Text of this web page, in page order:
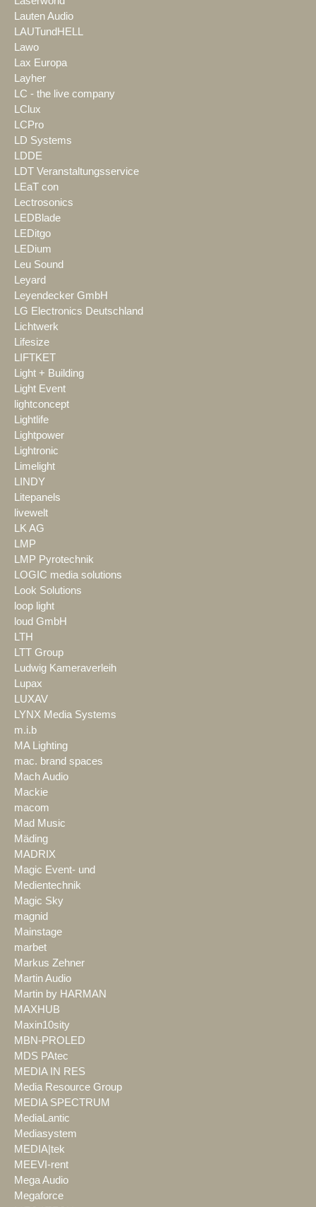
Lauten Audio
LAUTundHELL
Lawo
Lax Europa
Layher
LC - the live company
LClux
LCPro
LD Systems
LDDE
LDT Veranstaltungsservice
LEaT con
Lectrosonics
LEDBlade
LEDitgo
LEDium
Leu Sound
Leyard
Leyendecker GmbH
LG Electronics Deutschland
Lichtwerk
Lifesize
LIFTKET
Light + Building
Light Event
lightconcept
Lightlife
Lightpower
Lightronic
Limelight
LINDY
Litepanels
livewelt
LK AG
LMP
LMP Pyrotechnik
LOGIC media solutions
Look Solutions
loop light
loud GmbH
LTH
LTT Group
Ludwig Kameraverleih
Lupax
LUXAV
LYNX Media Systems
m.i.b
MA Lighting
mac. brand spaces
Mach Audio
Mackie
macom
Mad Music
Mäding
MADRIX
Magic Event- und
Medientechnik
Magic Sky
magnid
Mainstage
marbet
Markus Zehner
Martin Audio
Martin by HARMAN
MAXHUB
Maxin10sity
MBN-PROLED
MDS PAtec
MEDIA IN RES
Media Resource Group
MEDIA SPECTRUM
MediaLantic
Mediasystem
MEDIA|tek
MEEVI-rent
Mega Audio
Megaforce